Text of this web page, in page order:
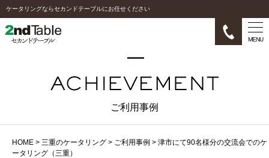
ケータリングならセカンドテーブルにお任せください
MENU
ご利用事例
HOME > 三重のケータリング > ご利用事例 > 津市にて90名様分の交流会でのケ
ータリング（三重）